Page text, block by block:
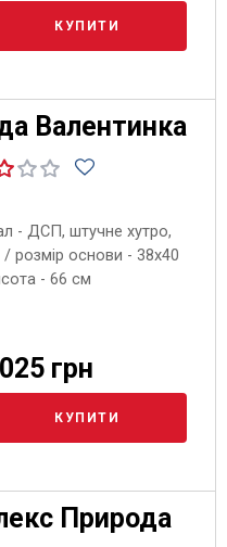
КУПИТИ
Валентинка
- ДСП, штучне хутро,
/ розмір основи - 38х40
- 66 см
грн
КУПИТИ
Природа